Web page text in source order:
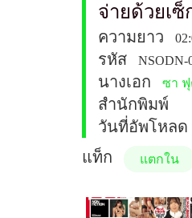
จ่ายด้วยเ
ความยาว
รหัส NSODN-
นางเอก ซา ฟุ
สำนักพิมพ์
วันที่อัพโหลด
แท็ก แตกใน